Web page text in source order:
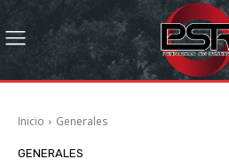
Inicio Generales
GENERALES